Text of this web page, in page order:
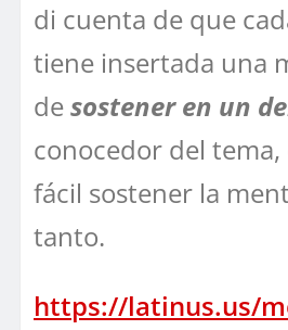
di cuenta de que
tiene insertada una
desostener en un
conocedor del tema,
fácil sostener la
tanto.
https://latinus.us/